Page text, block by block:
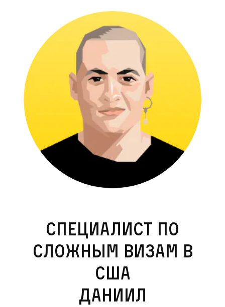
Специалист по
сложным визам в
США
Даниил